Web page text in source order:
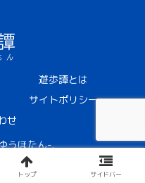
遊歩譚とは
サイトポリシー
せ
うほたん-.
トップ サイドバー